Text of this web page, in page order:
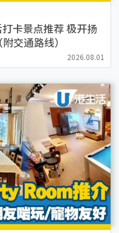
卡景点推荐 极开扬
交通路线）
2026.08.01